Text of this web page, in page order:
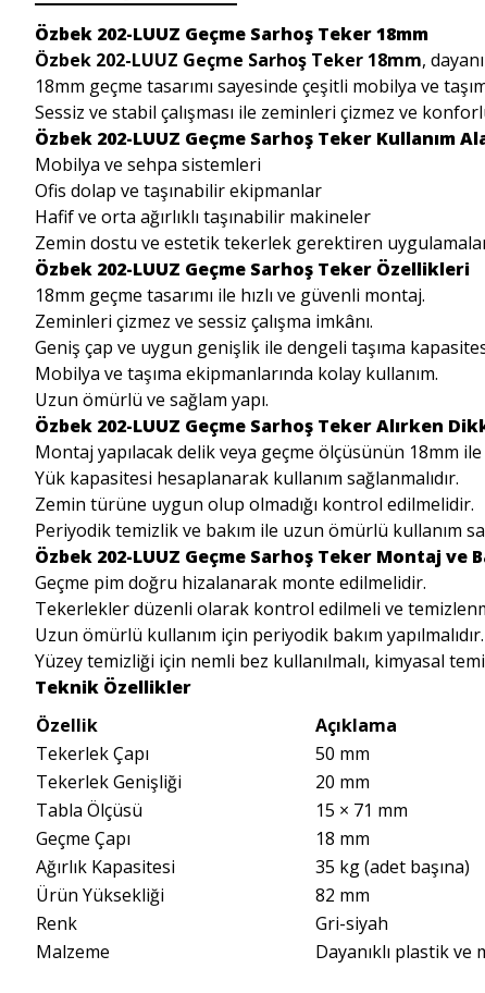
Özbek 202-LUUZ Geçme Sarhoş Teker 18mm
Özbek 202-LUUZ Geçme Sarhoş Teker 18mm,
18mm geçme tasarımı sayesinde çeşitli mobilya ve
Sessiz ve stabil çalışması ile zeminleri çizmez ve
Özbek 202-LUUZ Geçme Sarhoş Teker Kullanım
Mobilya ve sehpa sistemleri
Ofis dolap ve taşınabilir ekipmanlar
Hafif ve orta ağırlıklı taşınabilir makineler
Zemin dostu ve estetik tekerlek gerektiren
Özbek 202-LUUZ Geçme Sarhoş Teker Özellikleri
18mm geçme tasarımı ile hızlı ve güvenli montaj.
Zeminleri çizmez ve sessiz çalışma imkânı.
Geniş çap ve uygun genişlik ile dengeli taşıma
Mobilya ve taşıma ekipmanlarında kolay kullanım.
Uzun ömürlü ve sağlam yapı.
Özbek 202-LUUZ Geçme Sarhoş Teker Alırken
Montaj yapılacak delik veya geçme ölçüsünün 18mm
Yük kapasitesi hesaplanarak kullanım sağlanmalıdır.
Zemin türüne uygun olup olmadığı kontrol edilmelidir.
Periyodik temizlik ve bakım ile uzun ömürlü kullanım
Özbek 202-LUUZ Geçme Sarhoş Teker Montaj ve
Geçme pim doğru hizalanarak monte edilmelidir.
Tekerlekler düzenli olarak kontrol edilmeli ve
Uzun ömürlü kullanım için periyodik bakım yapılmalıdır.
Yüzey temizliği için nemli bez kullanılmalı, kimyasal
Teknik Özellikler
Özellik
Açıklama
Tekerlek Çapı
50 mm
Tekerlek Genişliği
20 mm
Tabla Ölçüsü
15 × 71 mm
Geçme Çapı
18 mm
Ağırlık Kapasitesi
35 kg (adet başına)
Ürün Yüksekliği
82 mm
Renk
Gri-siyah
Malzeme
Dayanıklı plastik ve